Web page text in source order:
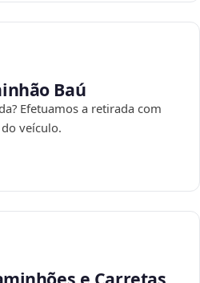
Baú
Efetuamos a retirada com
veículo.